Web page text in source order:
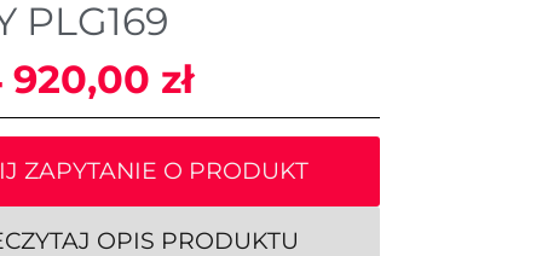
PLG169
920,00 zł
ZAPYTANIE O PRODUKT
OPIS PRODUKTU